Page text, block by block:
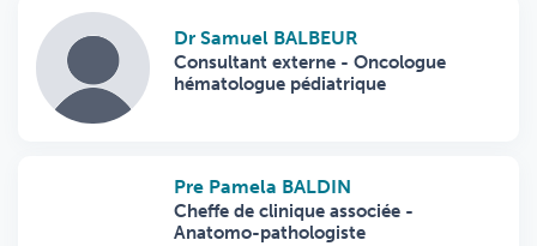
Dr Samuel BALBEUR
Consultant externe - Oncologue
hématologue pédiatrique
Pre Pamela BALDIN
Cheffe de clinique associée -
Anatomo-pathologiste